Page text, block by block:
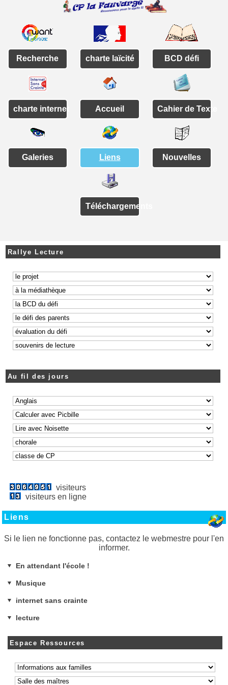
Recherche charte laïcité BCD défi
charte internet Accueil Cahier de Texte
Galeries Liens Nouvelles
Téléchargements
Rallye Lecture
Au fil des jours
visiteurs
visiteurs en ligne
Liens
Si le lien ne fonctionne pas, contactez le webmestre pour l'en
informer.
En attendant l'école !
Musique
internet sans crainte
lecture
Espace Ressources